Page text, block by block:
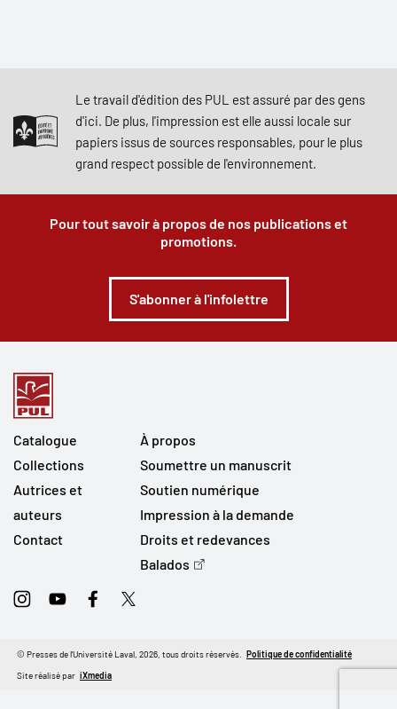
Le travail d'édition des PUL est assuré par des gens
d'ici. De plus, l'impression est elle aussi locale sur
papiers issus de sources responsables, pour le plus
grand respect possible de l'environnement.
Pour tout savoir à propos de nos publications et
promotions.
S'abonner à l'infolettre
Catalogue
Collections
Autrices et
auteurs
Contact
À propos
Soumettre un manuscrit
Soutien numérique
Impression à la demande
Droits et redevances
Balados
InstagramYoutubeFacebookTwitter
Site réalisé par iXmedia
© Presses de l'Université Laval, 2026, tous droits réservés. Politique de confidentialité